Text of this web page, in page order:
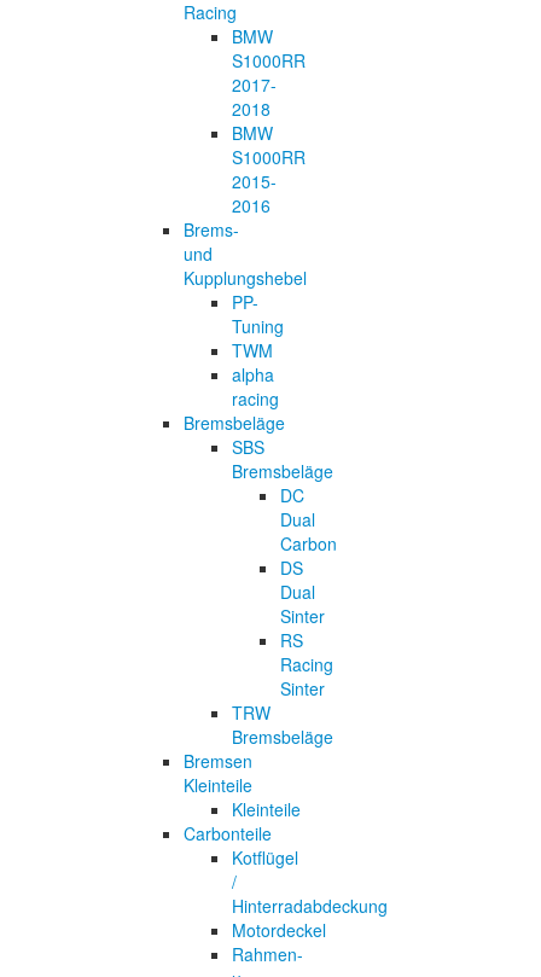
Racing
BMW
S1000RR
2017-
2018
BMW
S1000RR
2015-
2016
Brems-
und
Kupplungshebel
PP-
Tuning
TWM
alpha
racing
Bremsbeläge
SBS
Bremsbeläge
DC
Dual
Carbon
DS
Dual
Sinter
RS
Racing
Sinter
TRW
Bremsbeläge
Bremsen
Kleinteile
Kleinteile
Carbonteile
Kotflügel
/
Hinterradabdeckung
Motordeckel
Rahmen-